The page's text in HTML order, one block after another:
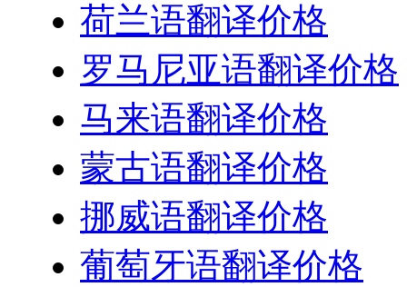
荷兰语翻译价格
罗马尼亚语翻译价格
马来语翻译价格
蒙古语翻译价格
挪威语翻译价格
葡萄牙语翻译价格